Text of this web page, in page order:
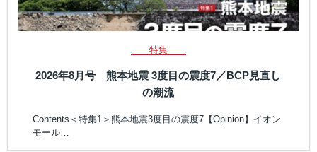
特集
2026年8月号 熊本地震 3度目の震度7／BCP見直し
の潮流
Contents＜特集1＞熊本地震3度目の震度7【Opinion】イオン
モール…